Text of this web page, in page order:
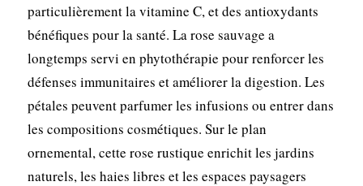
particulièrement la vitamine C, et des antioxydants
bénéfiques pour la santé. La rose sauvage a
longtemps servi en phytothérapie pour renforcer les
défenses immunitaires et améliorer la digestion. Les
pétales peuvent parfumer les infusions ou entrer dans
les compositions cosmétiques. Sur le plan
ornemental, cette rose rustique enrichit les jardins
naturels, les haies libres et les espaces paysagers